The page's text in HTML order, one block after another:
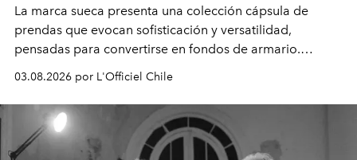
La marca sueca presenta una colección cápsula de
prendas que evocan sofisticación y versatilidad,
pensadas para convertirse en fondos de armario.
Disponible en Chile desde el 6 de agosto.
03.08.2026 por L'Officiel Chile